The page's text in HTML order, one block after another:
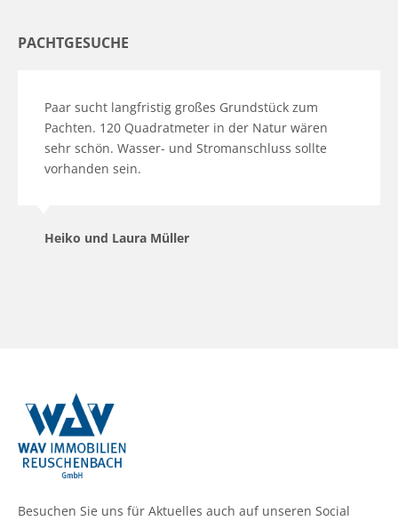
PACHTGESUCHE
Paar sucht langfristig großes Grundstück zum
Pachten. 120 Quadratmeter in der Natur wären
sehr schön. Wasser- und Stromanschluss sollte
vorhanden sein.
Heiko und Laura Müller
Besuchen Sie uns für Aktuelles auch auf unseren Social